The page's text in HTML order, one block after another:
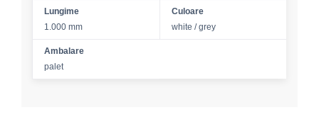
Lungime
1.000 mm
Culoare
white / grey
Ambalare
palet